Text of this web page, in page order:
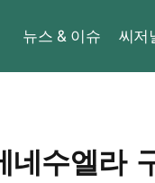
뉴스 & 이슈 씨저
네수엘라